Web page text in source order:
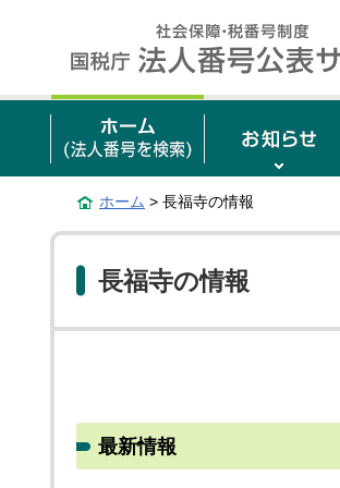
ホーム > 長福寺の情報
長福寺の情報
最新情報